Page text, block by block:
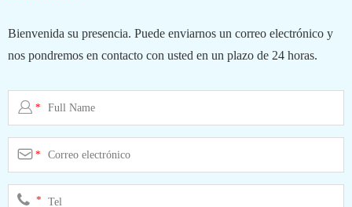
Bienvenida su presencia. Puede enviarnos un correo electrónico y
nos pondremos en contacto con usted en un plazo de 24 horas.
*
*
*